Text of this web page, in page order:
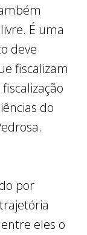
É uma
deve
fiscalizam
do
por
eles o